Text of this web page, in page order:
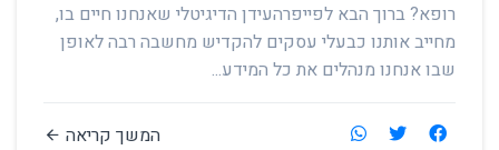
רופא? ברוך הבא לפייפרהעידן הדיגיטלי שאנחנו חיים בו,
מחייב אותנו כבעלי עסקים להקדיש מחשבה רבה לאופן
שבו אנחנו מנהלים את כל המידע...
המשך קריאה